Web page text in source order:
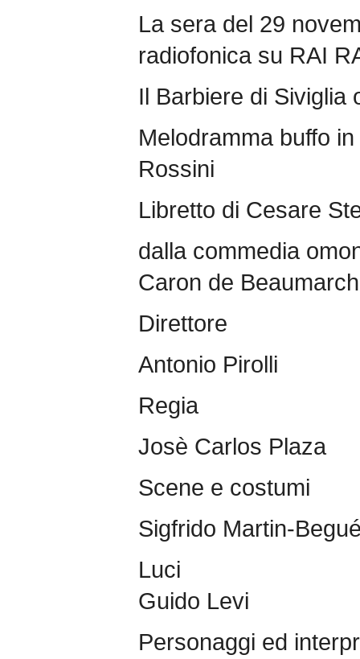
La sera del 29
radiofonica su RAI
Il Barbiere di Siviglia
Melodramma buffo
Rossini
Libretto di Cesare
dalla commedia
Caron de
Direttore
Antonio Pirolli
Regia
Josè Carlos Plaza
Scene e costumi
Sigfrido Martin-
Luci
Guido Levi
Personaggi ed